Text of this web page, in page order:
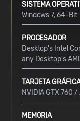
SISTEMA
Windows 7, 64-Bit
PROCESADOR
Desktop's Intel
any Desktop's
TARJETA
NVIDIA GTX 760 /
MEMORIA